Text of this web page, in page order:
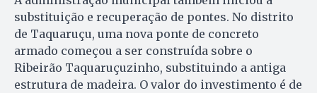
substituição e recuperação de pontes. No distrito
de Taquaruçu, uma nova ponte de concreto
armado começou a ser construída sobre o
Ribeirão Taquaruçuzinho, substituindo a antiga
estrutura de madeira. O valor do investimento é de